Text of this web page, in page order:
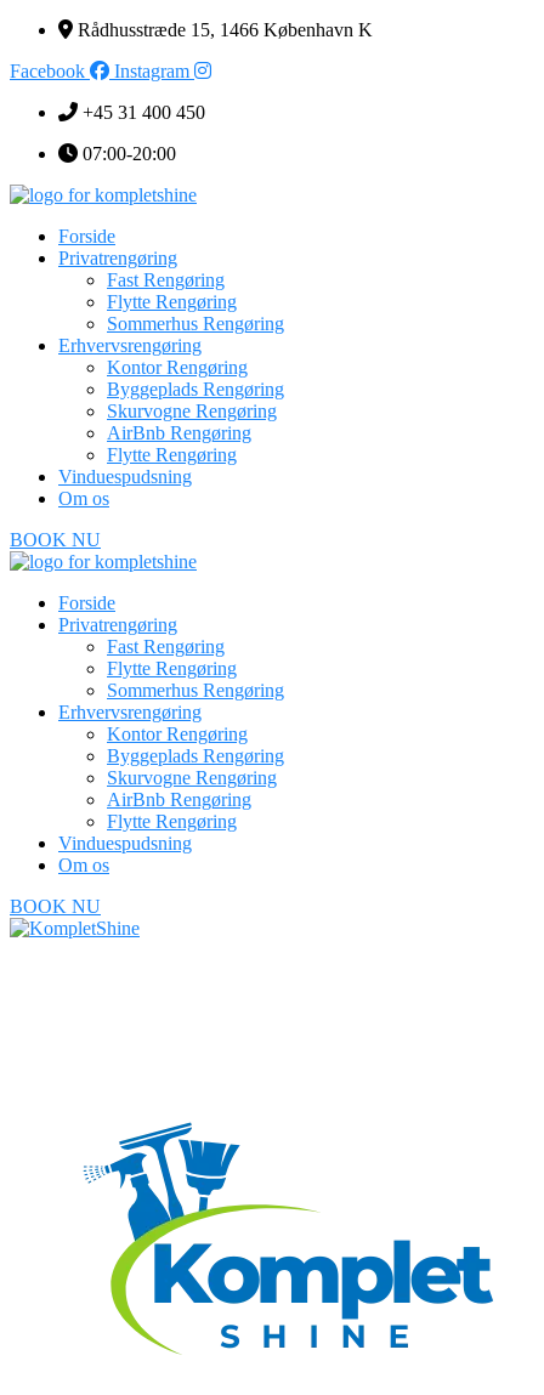
Rådhusstræde 15, 1466 København K
Facebook
Instagram
+45 31 400 450
07:00-20:00
Forside
Privatrengøring
Fast Rengøring
Flytte Rengøring
Sommerhus Rengøring
Erhvervsrengøring
Kontor Rengøring
Byggeplads Rengøring
Skurvogne Rengøring
AirBnb Rengøring
Flytte Rengøring
Vinduespudsning
Om os
BOOK NU
Forside
Privatrengøring
Fast Rengøring
Flytte Rengøring
Sommerhus Rengøring
Erhvervsrengøring
Kontor Rengøring
Byggeplads Rengøring
Skurvogne Rengøring
AirBnb Rengøring
Flytte Rengøring
Vinduespudsning
Om os
BOOK NU